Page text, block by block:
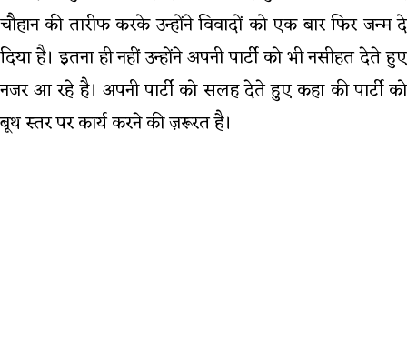
चौहान की तारीफ करके उन्होंने विवादों को एक बार फिर जन्म दे
दिया है। इतना ही नहीं उन्होंने अपनी पार्टी को भी नसीहत देते हुए
नजर आ रहे है। अपनी पार्टी को सलह देते हुए कहा की पार्टी को
बूथ स्तर पर कार्य करने की ज़रूरत है।